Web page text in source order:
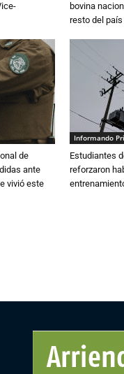
bovina
resto del país
de
ante
vivió este
Informando
Estudiantes
reforzaron